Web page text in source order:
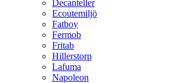
Decanteller
Ecoutemiljö
Fatboy
Fermob
Fritab
Hillerstorp
Lafuma
Napoleon